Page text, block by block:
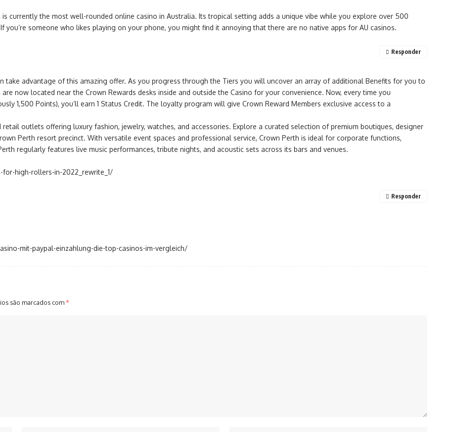
currently the most well-rounded online casino in Australia. Its tropical setting adds a unique vibe while you explore over 500
you’re someone who likes playing on your phone, you might find it annoying that there are no native apps for AU casinos.
take advantage of this amazing offer. As you progress through the Tiers you will uncover an array of additional Benefits for you to
now located near the Crown Rewards desks inside and outside the Casino for your convenience. Now, every time you
1,500 Points), you’ll earn 1 Status Credit. The loyalty program will give Crown Reward Members exclusive access to a
outlets offering luxury fashion, jewelry, watches, and accessories. Explore a curated selection of premium boutiques, designer
Perth resort precinct. With versatile event spaces and professional service, Crown Perth is ideal for corporate functions,
regularly features live music performances, tribute nights, and acoustic sets across its bars and venues.
high-rollers-in-2022_rewrite_1/
Responder
mit-paypal-einzahlung-die-top-casinos-im-vergleich/
Responder
são marcados com*